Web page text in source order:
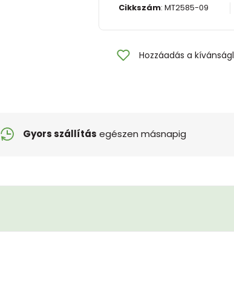
Cikkszám: MT2585-09
Hozzáadás a
Gyors szállítás egészen másnapig